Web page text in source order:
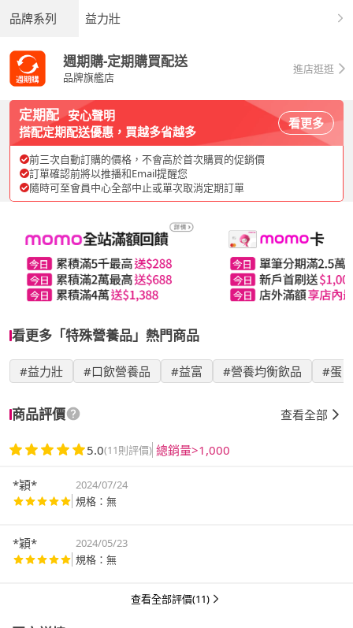
品牌系列 益力壯
週期購-定期購買配送
品牌旗艦店
進店逛逛
定期配 安心聲明
搭配定期配送優惠，買越多省越多
看更多
前三次自動訂購的價格，不會高於首次購買的促銷價
訂單確認前將以推播和Email提醒您
隨時可至會員中心全部中止或單次取消定期訂單
看更多「特殊營養品」熱門商品
#益力壯 #口飲營養品 #益富 #營養均衡飲品 #蛋白
商品評價 查看全部
5.0(11則評價) 總銷量>1,000
*穎*
2024/07/24
規格：無
*穎*
2024/05/23
規格：無
查看全部評價(11)